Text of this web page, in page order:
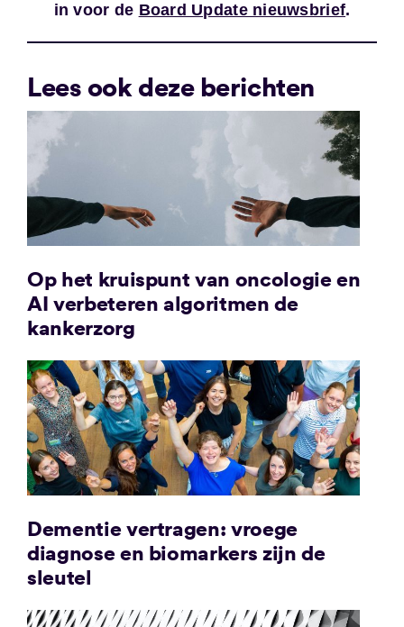
in voor de Board Update nieuwsbrief.
Lees ook deze berichten
Op het kruispunt van oncologie en
AI verbeteren algoritmen de
kankerzorg
Dementie vertragen: vroege
diagnose en biomarkers zijn de
sleutel